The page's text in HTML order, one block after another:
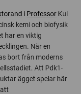
i Professor Kui
kemi och biofysik
har en viktig
När en
bort från moderns
Att Pdk1-
ägget spelar här